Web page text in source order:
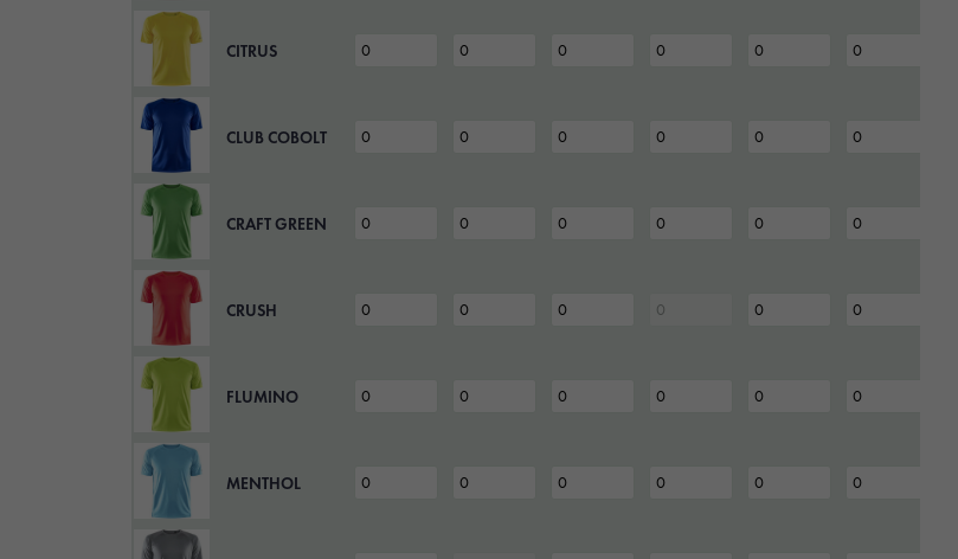
CITRUS
CLUB COBOLT
CRAFT GREEN
CRUSH
FLUMINO
MENTHOL